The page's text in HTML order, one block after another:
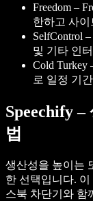
Freedom –
한하고 사
SelfControl
및 기타 인
Cold Turkey
로 일정 기
Speechify
법
생산성을 높이는
한 선택입니다. 이
스북 차단기와 함